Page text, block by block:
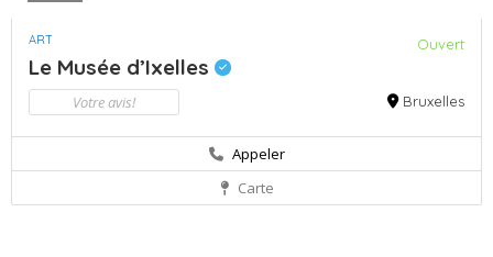
ART Ouvert
Le Musée d’Ixelles
Votre avis! Bruxelles
Appeler
Carte